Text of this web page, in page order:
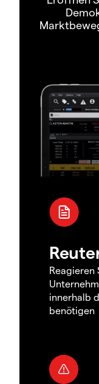
Reagieren
innerhalb
benötigen